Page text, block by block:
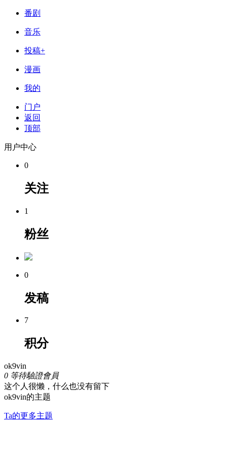
番剧
音乐
投稿+
漫画
我的
门户
返回
顶部
用户中心
0
关注
1
粉丝
0
发稿
7
积分
ok9vin
0 等待驗證會員
这个人很懒，什么也没有留下
ok9vin的主题
Ta的更多主题